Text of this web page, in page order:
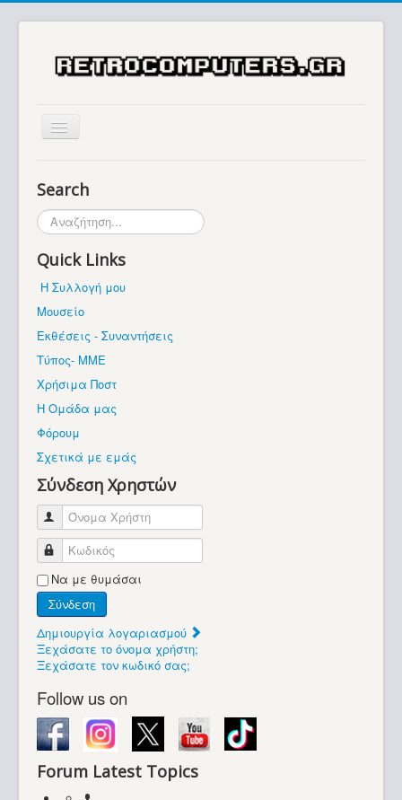
Μουσείο
Βρίσκεστε εδώ:
Search
Αναζήτηση...
Quick Links
Η Συλλογή μου
Μουσείο
Εκθέσεις - Συναντήσεις
Τύπος- ΜΜΕ
Χρήσιμα Ποστ
Η Ομάδα μας
Φόρουμ
Σχετικά με εμάς
Σύνδεση Χρηστών
Όνομα Χρήστη
Κωδικός
Να με θυμάσαι
Σύνδεση
Δημιουργία λογαριασμού
Ξεχάσατε το όνομα χρήστη;
Ξεχάσατε τον κωδικό σας;
Follow us on
Forum Latest Topics